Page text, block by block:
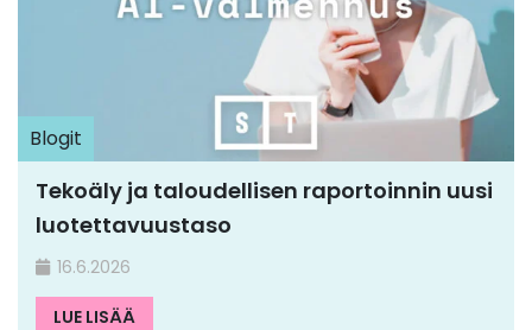
Blogit
Tekoäly ja taloudellisen raportoinnin uusi
luotettavuustaso
16.6.2026
LUE LISÄÄ